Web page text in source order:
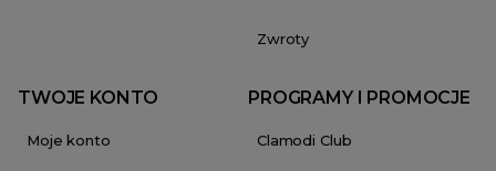
Zwroty
TWOJE KONTO
Moje konto
PROGRAMY I PROMOCJE
Clamodi Club